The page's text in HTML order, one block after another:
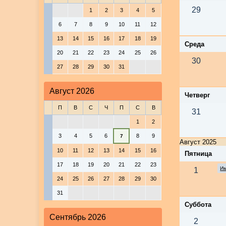
29
Среда
30
Четверг
31
Август 2025
Пятница
1
Суббота
2
1 2 3 4 5
6 7 8 9 10 11 12
13 14 15 16 17 18 19
20 21 22 23 24 25 26
27 28 29 30 31
Август 2026
П В С Ч П С В
1 2
3 4 5 6 7 8 9
10 11 12 13 14 15 16
17 18 19 20 21 22 23
24 25 26 27 28 29 30
31
Сентябрь 2026